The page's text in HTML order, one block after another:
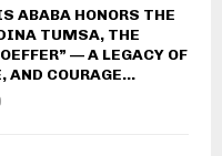
ABABA HONORS THE
TUMSA, THE
— A LEGACY OF
COURAGE...